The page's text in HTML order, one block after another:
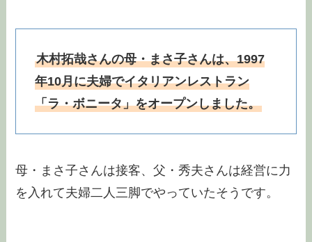
木村拓哉さんの母・まさ子さんは、1997
年10月に夫婦でイタリアンレストラン
「ラ・ボニータ」をオープンしました。
母・まさ子さんは接客、父・秀夫さんは経営に力
を入れて夫婦二人三脚でやっていたそうです。